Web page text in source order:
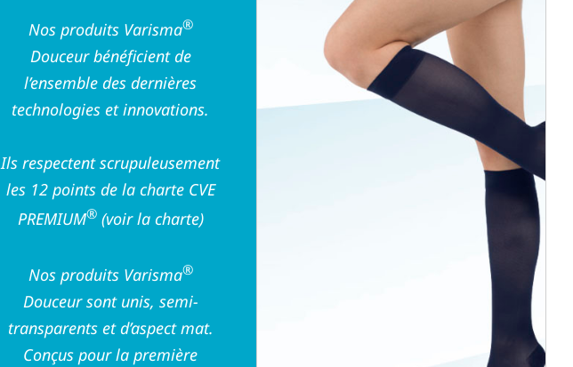
Nos produits Varisma®
Douceur bénéficient de
l’ensemble des dernières
technologies et innovations.
Ils respectent scrupuleusement
les 12 points de la charte CVE
PREMIUM®(voir la charte)
Nos produits Varisma®
Douceur sont unis, semi-
transparents et d’aspect mat.
Conçus pour la première